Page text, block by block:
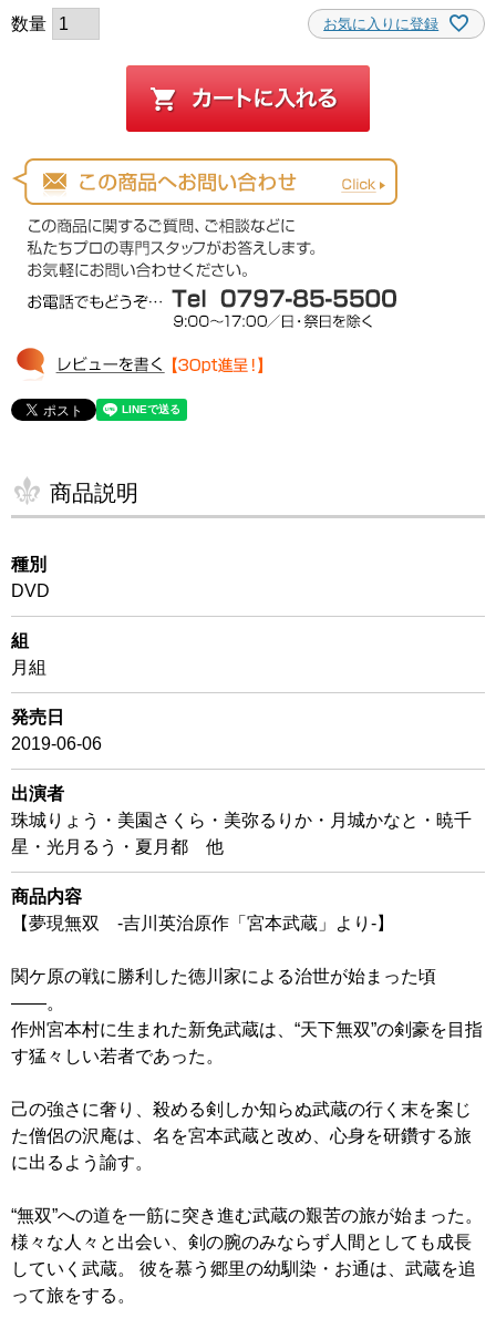
お気に入りに登録
商品説明
種別
DVD
組
月組
発売日
2019-06-06
出演者
珠城りょう・美園さくら・美弥るりか・月城かなと・暁千
星・光月るう・夏月都 他
商品内容
【夢現無双 -吉川英治原作「宮本武蔵」より-】
関ケ原の戦に勝利した徳川家による治世が始まった頃
――。
作州宮本村に生まれた新免武蔵は、“天下無双”の剣豪を目指
す猛々しい若者であった。
己の強さに奢り、殺める剣しか知らぬ武蔵の行く末を案じ
た僧侶の沢庵は、名を宮本武蔵と改め、心身を研鑽する旅
に出るよう諭す。
“無双”への道を一筋に突き進む武蔵の艱苦の旅が始まった。
様々な人々と出会い、剣の腕のみならず人間としても成長
していく武蔵。 彼を慕う郷里の幼馴染・お通は、武蔵を追
って旅をする。